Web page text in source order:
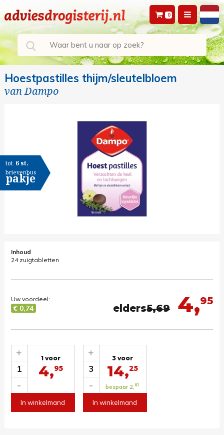
0
Hoestpastilles thijm/sleutelbloem
vanDampo
tot 6 st.
brievenbus
pakje
Inhoud
24 zuigtabletten
4,95
elders5,69
Uw voordeel:
€ 0,74
1
-
+ 1 voor
4,95
In winkelmand
3
-
+ 3 voor
14,25
bespaar 2, 82
In winkelmand